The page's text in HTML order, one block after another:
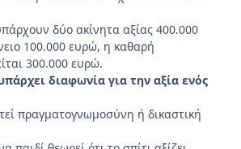
δύο ακίνητα αξίας 400.000
100.000 ευρώ, η καθαρή
300.000 ευρώ.
διαφωνία για την αξία ενός
πραγματογνωμοσύνη ή δικαστική